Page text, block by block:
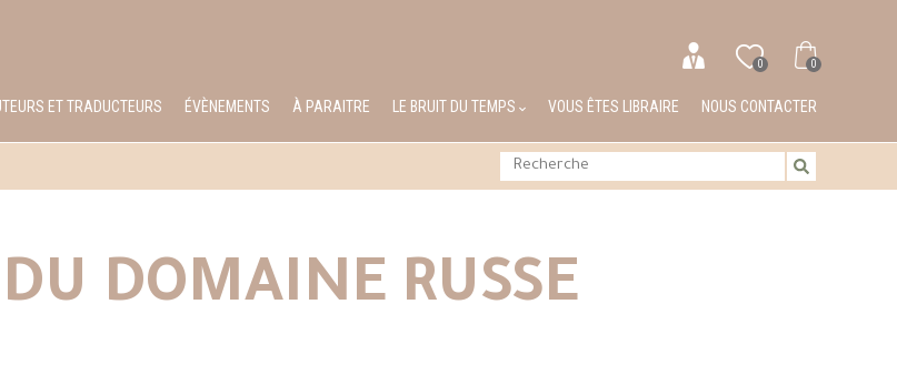
0 0
ET TRADUCTEURS ÉVÈNEMENTS À PARAITRE LE BRUIT DU TEMPS VOUS ÊTES LIBRAIRE NOUS CONTACTER
DOMAINE RUSSE